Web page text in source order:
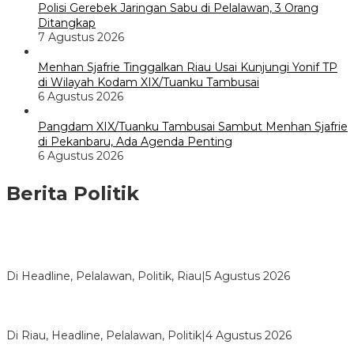
Polisi Gerebek Jaringan Sabu di Pelalawan, 3 Orang
Ditangkap
7 Agustus 2026
Menhan Sjafrie Tinggalkan Riau Usai Kunjungi Yonif TP
di Wilayah Kodam XIX/Tuanku Tambusai
6 Agustus 2026
Pangdam XIX/Tuanku Tambusai Sambut Menhan Sjafrie
di Pekanbaru, Ada Agenda Penting
6 Agustus 2026
Berita Politik
Di Headline, Pelalawan, Politik, Riau|5 Agustus 2026
Di Riau, Headline, Pelalawan, Politik|4 Agustus 2026